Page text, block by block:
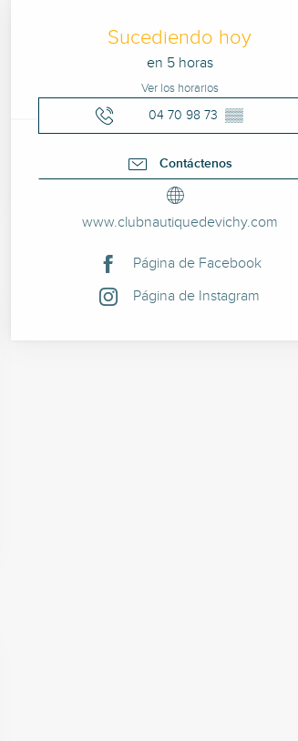
Horarios y
Sucediendo hoy
en 5 horas
Ver los horarios
04 70 98 73 ▒▒
Contáctenos
www.clubnautiquedevichy.com
Página de Facebook
Página de Instagram